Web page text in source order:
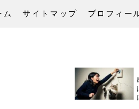
ム サイトマップ プロフィー